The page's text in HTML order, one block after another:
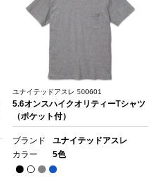
ユナイテッドアスレ 500601
5.6オンスハイクオリティーTシャツ
（ポケット付）
ブランド
ユナイテッドアスレ
カラー
5色